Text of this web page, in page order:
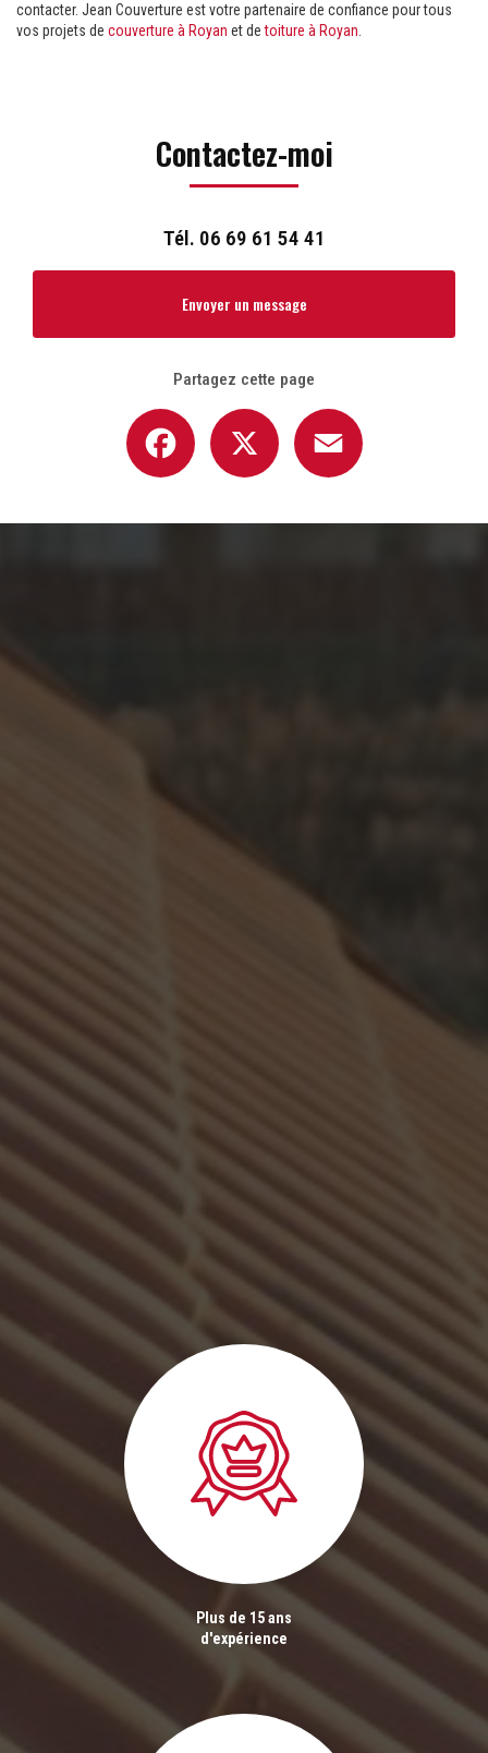
contacter. Jean Couverture est votre partenaire de confiance pour tous
vos projets de couverture à Royan et detoiture à Royan.
Contactez-moi
Tél. 06 69 61 54 41
Envoyer un message
Partagez cette page
Facebook
Plus de 15 ans
d'expérience